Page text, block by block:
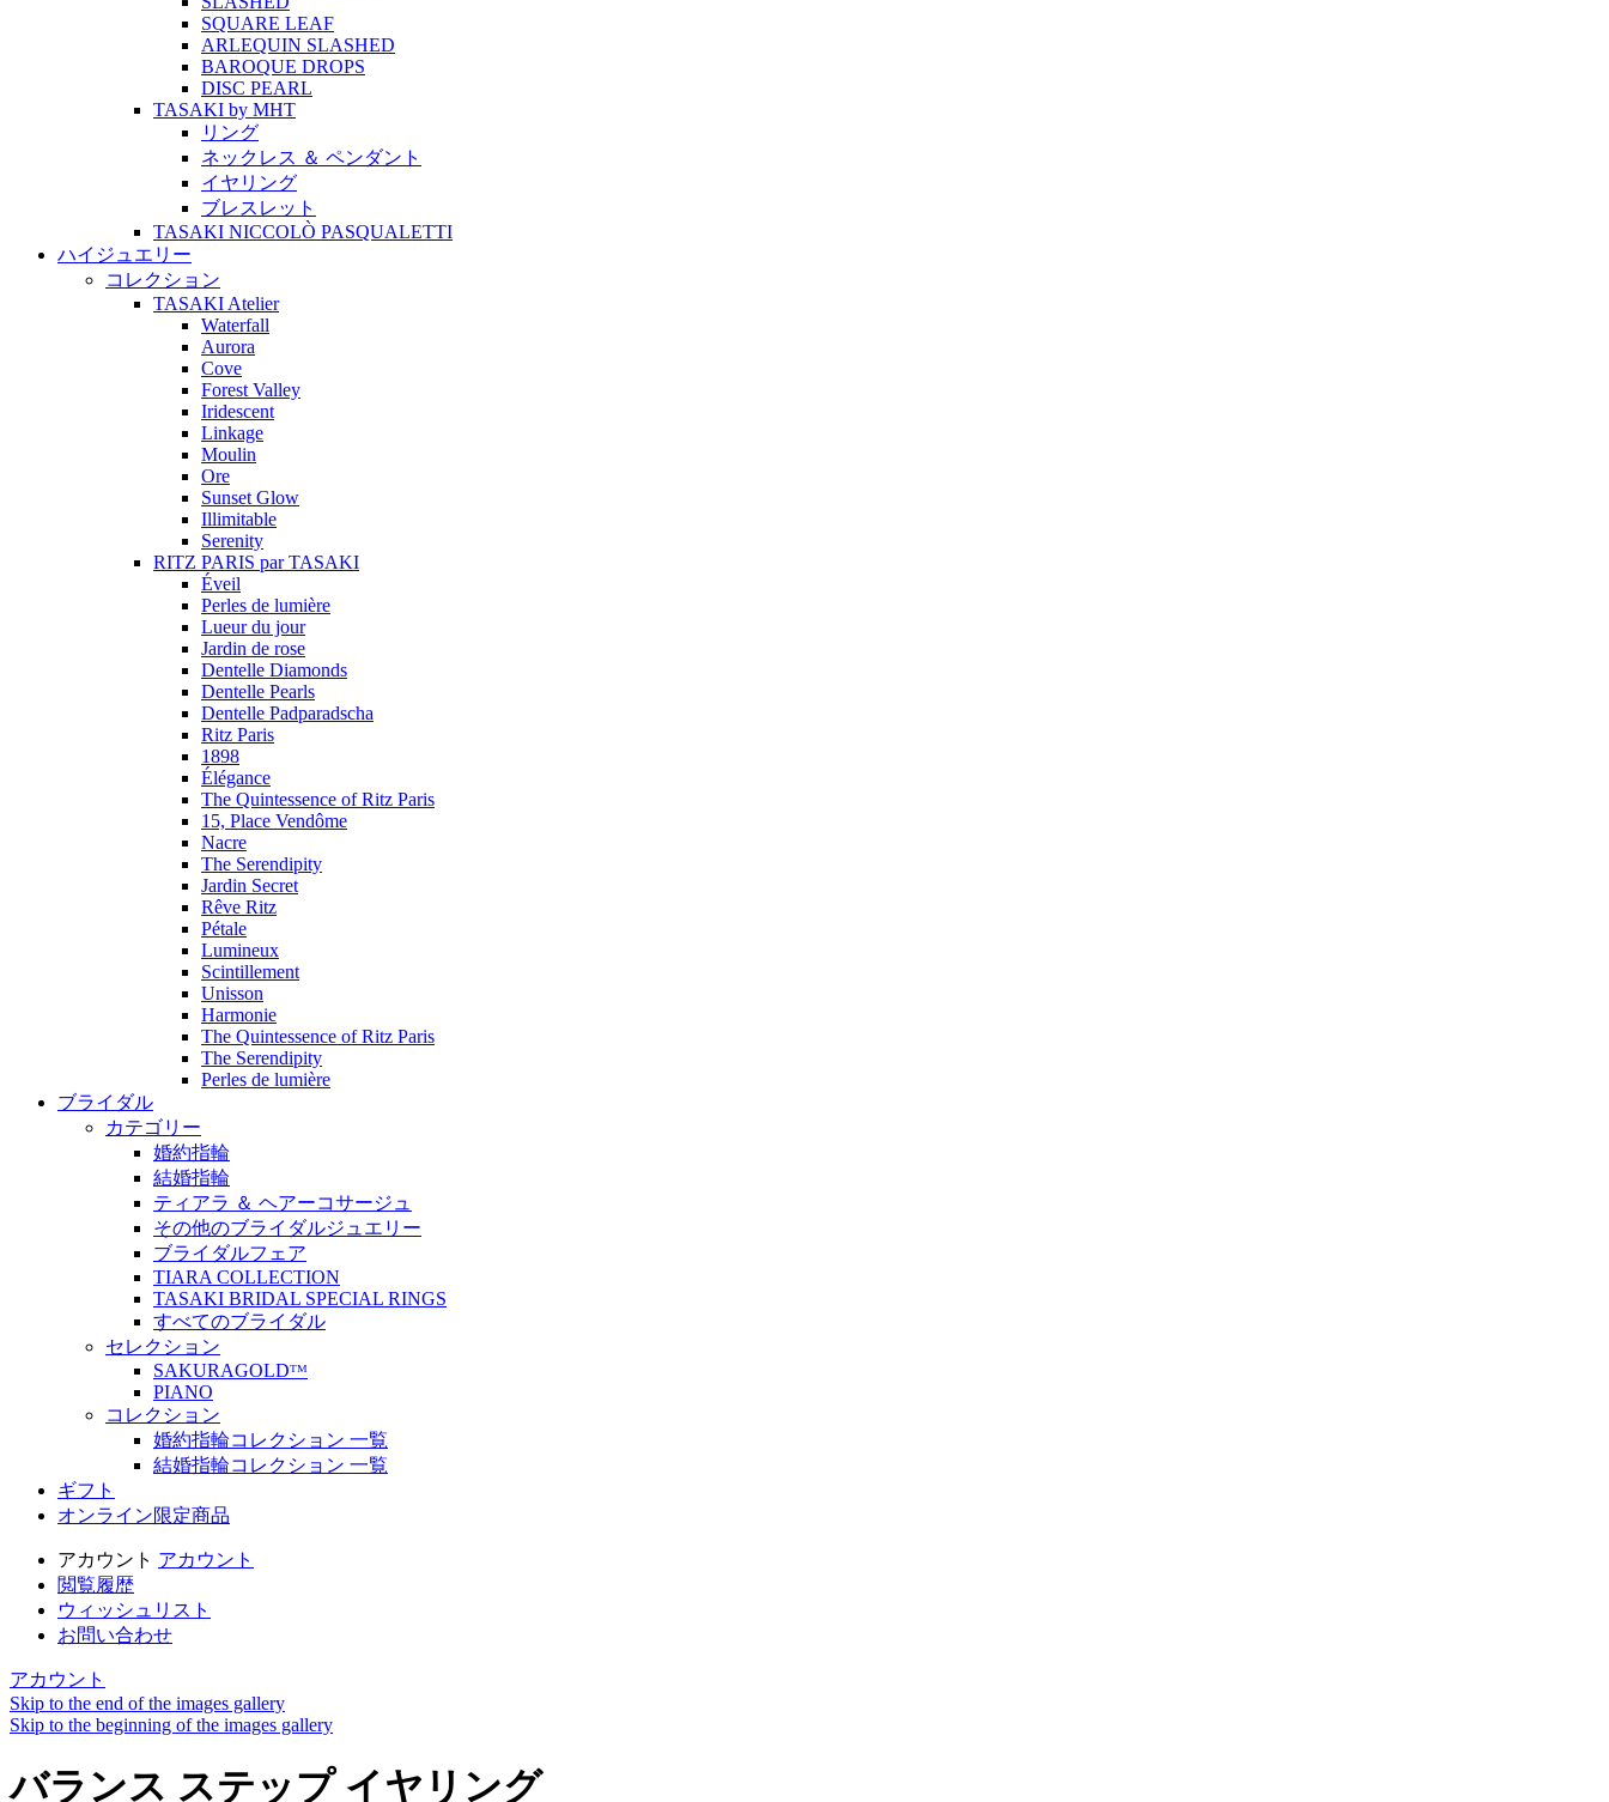
SQUARE LEAF
ARLEQUIN SLASHED
BAROQUE DROPS
DISC PEARL
TASAKI by MHT
リング
ネックレス ＆ ペンダント
イヤリング
ブレスレット
TASAKI NICCOLÒ PASQUALETTI
ハイジュエリー
コレクション
TASAKI Atelier
Waterfall
Aurora
Cove
Forest Valley
Iridescent
Linkage
Moulin
Ore
Sunset Glow
Illimitable
Serenity
RITZ PARIS par TASAKI
Éveil
Perles de lumière
Lueur du jour
Jardin de rose
Dentelle Diamonds
Dentelle Pearls
Dentelle Padparadscha
Ritz Paris
1898
Élégance
The Quintessence of Ritz Paris
15, Place Vendôme
Nacre
The Serendipity
Jardin Secret
Rêve Ritz
Pétale
Lumineux
Scintillement
Unisson
Harmonie
The Quintessence of Ritz Paris
The Serendipity
Perles de lumière
ブライダル
カテゴリー
婚約指輪
結婚指輪
ティアラ ＆ ヘアーコサージュ
その他のブライダルジュエリー
ブライダルフェア
TIARA COLLECTION
TASAKI BRIDAL SPECIAL RINGS
すべてのブライダル
セレクション
SAKURAGOLDᵀᴹ
PIANO
コレクション
婚約指輪コレクション 一覧
結婚指輪コレクション 一覧
ギフト
オンライン限定商品
アカウント アカウント
閲覧履歴
ウィッシュリスト
お問い合わせ
アカウント
Skip to the end of the images gallery
Skip to the beginning of the images gallery
バランス ステップ イヤリング